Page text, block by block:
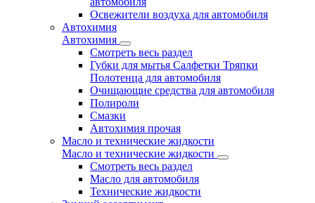
Освежители воздуха для автомобиля
Автохимия
Автохимия
Смотреть весь раздел
Губки для мытья Салфетки Тряпки
Полотенца для автомобиля
Очищающие средства для автомобиля
Полироли
Смазки
Автохимия прочая
Масло и технические жидкости
Масло и технические жидкости
Смотреть весь раздел
Масло для автомобиля
Технические жидкости